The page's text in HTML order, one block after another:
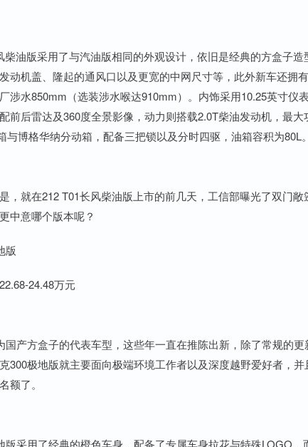
柴油版采用了与汽油版相同的外观设计，依旧是经典的方盒子
动机盖、隆起的通风口以及更宽的中网尺寸等，此外新车还拥
涉水850mm（选装涉水喉达910mm）。内饰采用10.25英寸仪
前后雷达及360度全景影像，动力则搭载2.0T柴油发动机，最
与博格华纳分动箱，配备三把锁以及分时四驱，油箱容积为80L。
，就在212 T01长风柴油版上市的前几天，工信部曝光了双门
中意哪个版本呢？
版
24.48万元
国产方盒子的代表车型，这些年一直在推陈出新，除了常规的
300极地版就主要面向极端环境工作者以及深度越野爱好者，
额了。
版采用了经典的橙色车身，配备了专属车身拉花与特殊LOGO